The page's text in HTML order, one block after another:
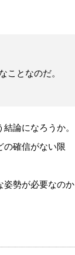
ことなのだ。
論になろうか。
の確信がない限
姿勢が必要なのか